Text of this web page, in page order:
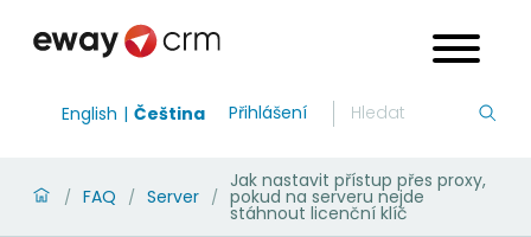
English Čeština Přihlášení
/ FAQ / Server /
Jak nastavit přístup přes proxy,
pokud na serveru nejde
stáhnout licenční klíč